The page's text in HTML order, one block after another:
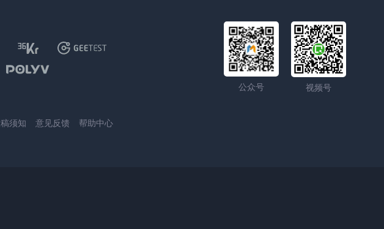
须知 意见反馈 帮助中心
公众号 视频号